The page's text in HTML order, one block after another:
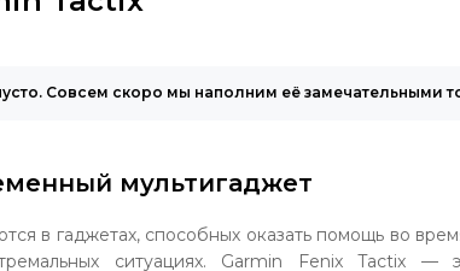
Совсем скоро мы наполним её замечательными
мультигаджет
в гаджетах, способных оказать помощь во
ситуациях. Garmin Fenix Tactix —